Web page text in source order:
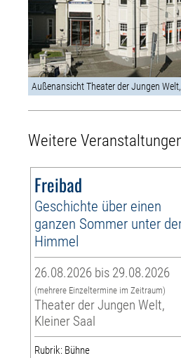
Außenansicht Theater der Jungen
Weitere
Freibad
Geschichte über einen
ganzen Sommer unter
Himmel
26.08.2026 bis 29.08.2026
(mehrere Einzeltermine im Zeitraum)
Theater der Jungen Welt,
Kleiner Saal
Rubrik: Bühne